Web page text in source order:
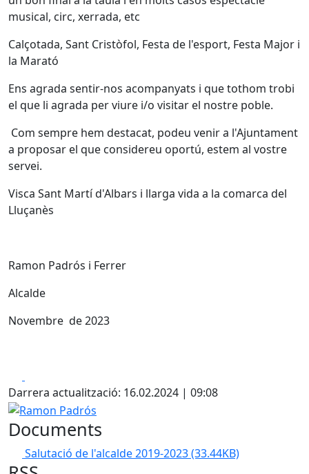
musical, circ, xerrada, etc
Calçotada, Sant Cristòfol, Festa de l'esport, Festa Major i
la Marató
Ens agrada sentir-nos acompanyats i que tothom trobi
el que li agrada per viure i/o visitar el nostre poble.
Com sempre hem destacat, podeu venir a l'Ajuntament
a proposar el que considereu oportú, estem al vostre
servei.
Visca Sant Martí d'Albars i llarga vida a la comarca del
Lluçanès
Ramon Padrós i Ferrer
Alcalde
Novembre de 2023
Darrera actualització: 16.02.2024 | 09:08
Ramon Padrós
Documents
Salutació de l'alcalde 2019-2023(33.44KB)